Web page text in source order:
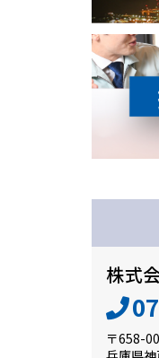
株式
〒658-